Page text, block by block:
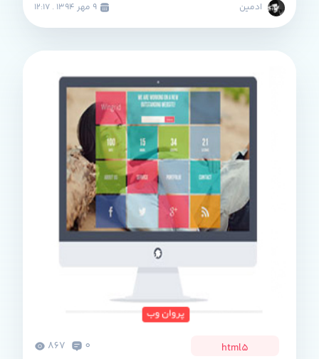
دهندگان خدمات طراحی و نمونه کار می باشد
ادمین
html5
0
867